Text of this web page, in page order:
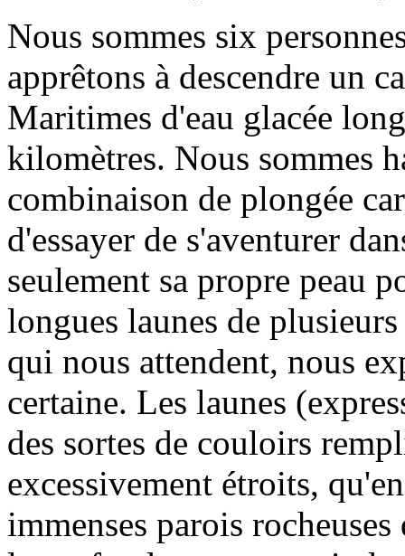
Nous sommes six
apprêtons à descendre un
Maritimes d'eau glacée
kilomètres. Nous sommes
combinaison de plongée
d'essayer de s'aventurer
seulement sa propre peau
longues launes de
qui nous attendent, nous
certaine. Les launes
des sortes de couloirs
excessivement étroits,
immenses parois